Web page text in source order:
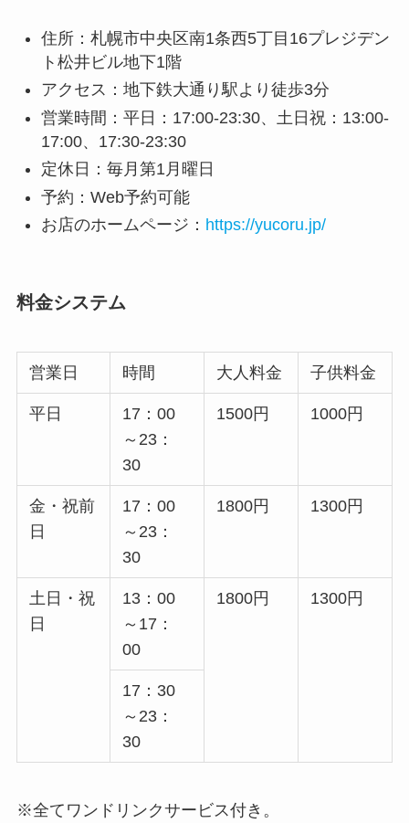
住所：札幌市中央区南1条西5丁目16プレジデン
ト松井ビル地下1階
アクセス：地下鉄大通り駅より徒歩3分
営業時間：平日：17:00-23:30、土日祝：13:00-
17:00、17:30-23:30
定休日：毎月第1月曜日
予約：Web予約可能
お店のホームページ： https://yucoru.jp/
料金システム
営業日 時間 大人料金 子供料金
平日
17：00
～23：
30
1500円 1000円
金・祝前
日
17：00
～23：
30
1800円 1300円
土日・祝
日
13：00
～17：
00
1800円 1300円
17：30
～23：
30
※全てワンドリンクサービス付き。